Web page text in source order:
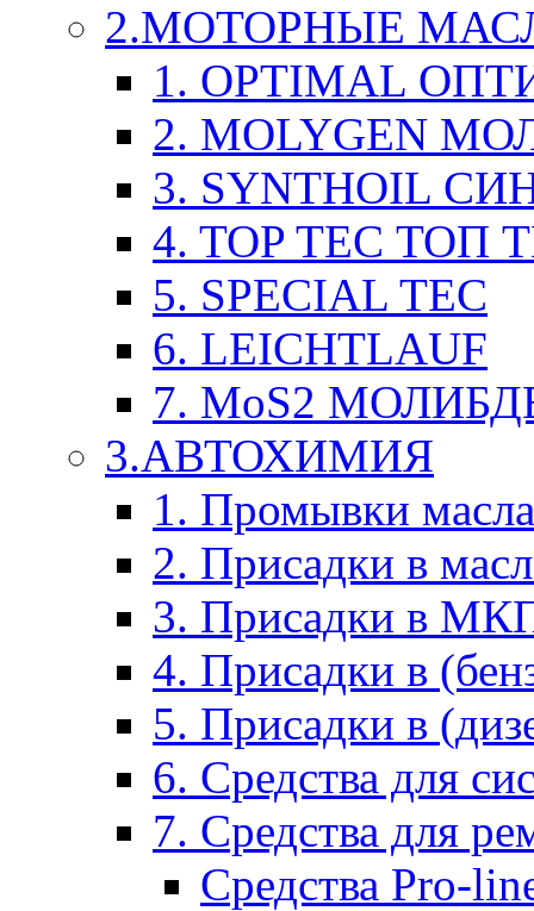
2.МОТОРНЫЕ
1. OPTIMAL
2. MOLYGEN
3. SYNTHOIL
4. TOP TEC ТОП
5. SPECIAL TEC
6. LEICHTLAUF
7. MoS2
3.АВТОХИМИЯ
1. Промывки масла
2. Присадки в
3. Присадки в
4. Присадки в
5. Присадки в
6. Средства для
7. Средства для
Средства Pro-